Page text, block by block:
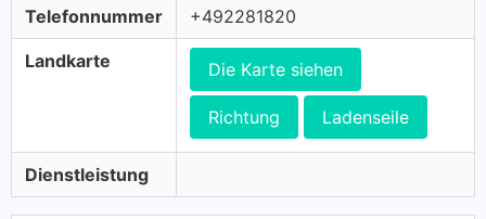
Telefonnummer +492281820
Landkarte Die Karte siehen
Richtung Ladenseile
Dienstleistung